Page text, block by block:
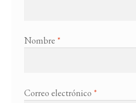
Nombre *
Correo electrónico *